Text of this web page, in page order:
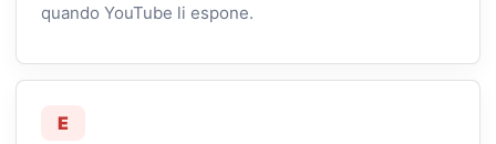
quando YouTube li espone.
E